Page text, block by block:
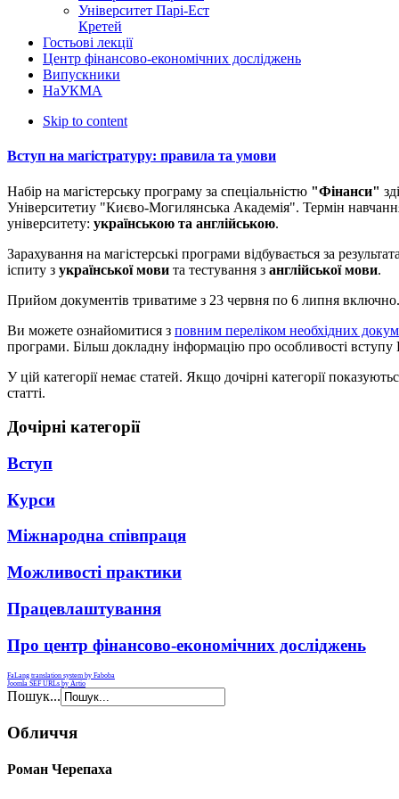
Університет Парі-Ест
Кретей
Гостьові лекції
Центр фінансово-економічних досліджень
Випускники
НаУКМА
Skip to content
Вступ на магістратуру: правила та умови
Набір на магістерську програму за спеціальністю "Фінанси"
Університетиу "Києво-Могилянська Академія". Термін
університету: українською та англійською.
Зарахування на магістерські програми відбувається за
іспиту з української мови та тестування з англійської мови.
Прийом документів триватиме з 23 червня по 6 липня
Ви можете ознайомитися з повним переліком необхідних
програми. Більш докладну інформацію про особливості
У цій категорії немає статей. Якщо дочірні категорії
статті.
Дочірні категорії
Вступ
Курси
Міжнародна співпраця
Можливості практики
Працевлаштування
Про центр фінансово-економічних досліджень
FaLang translation system by Faboba
Joomla SEF URLs by Artio
Пошук...
Обличчя
Роман Черепаха